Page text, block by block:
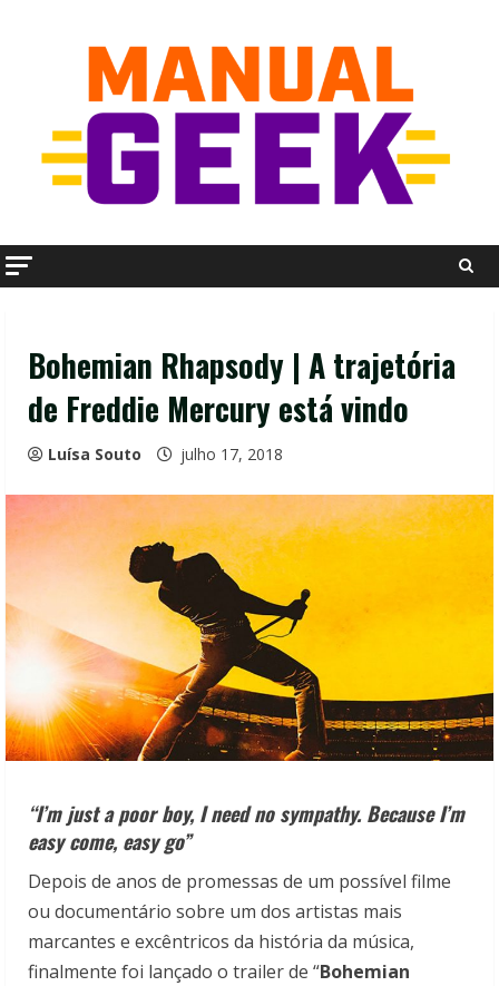
Bohemian Rhapsody | A trajetória
de Freddie Mercury está vindo
Luísa Souto julho 17, 2018
“I’m just a poor boy, I need no sympathy. Because I’m
easy come, easy go”
Depois de anos de promessas de um possível filme
ou documentário sobre um dos artistas mais
marcantes e excêntricos da história da música,
finalmente foi lançado o trailer de “Bohemian